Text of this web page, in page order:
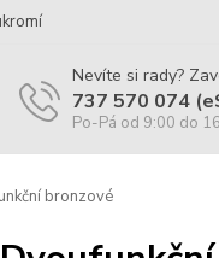
Nevíte si rady?
737 570 074
Po-Pá od 9:00 do
bronzové